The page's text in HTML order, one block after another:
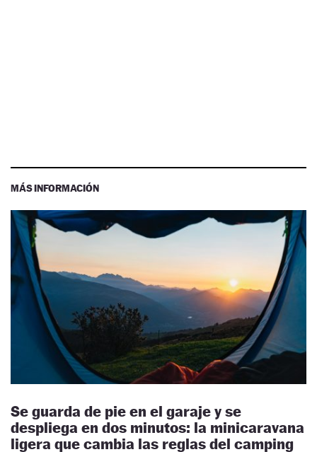
MÁS INFORMACIÓN
Se guarda de pie en el garaje y se
despliega en dos minutos: la minicaravana
ligera que cambia las reglas del camping